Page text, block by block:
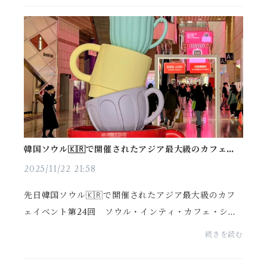
韓国ソウル🇰🇷で開催されたアジア最大級のカフェイ
2025/11/22 21:58
先日韓国ソウル🇰🇷で開催されたアジア最大級のカフ
ェイベント第24回 ソウル・インティ・カフェ・ショ
ー☕にキノシタショウテンも参加してまいりました！テ
続きを読む